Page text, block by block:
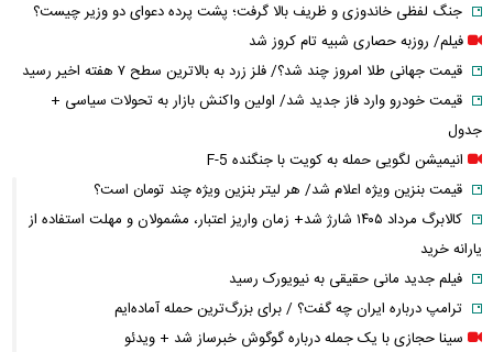
جنگ لفظی خاندوزی و ظریف بالا گرفت؛ پشت پرده دعوای دو وزیر چیست؟
فیلم/ روزبه حصاری شبیه تام کروز شد
قیمت جهانی طلا امروز چند شد؟/ فلز زرد به بالاترین سطح ۷ هفته اخیر رسید
قیمت خودرو وارد فاز جدید شد/ اولین واکنش بازار به تحولات سیاسی +
جدول
انیمیشن لگویی حمله به کویت با جنگنده F-5
قیمت بنزین ویژه اعلام شد/ هر لیتر بنزین ویژه چند تومان است؟
کالابرگ مرداد ۱۴۰۵ شارژ شد+ زمان واریز اعتبار، مشمولان و مهلت استفاده از
یارانه خرید
فیلم جدید مانی حقیقی به نیویورک رسید
ترامپ درباره ایران چه گفت؟ / برای بزرگ‌ترین حمله آماده‌ایم
سینا حجازی با یک جمله درباره گوگوش خبرساز شد + ویدئو